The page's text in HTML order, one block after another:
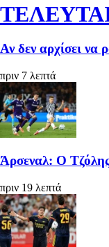
Αν δεν αρχίσει να
πριν 7 λεπτά
Άρσεναλ: Ο Τζόλης
πριν 19 λεπτά